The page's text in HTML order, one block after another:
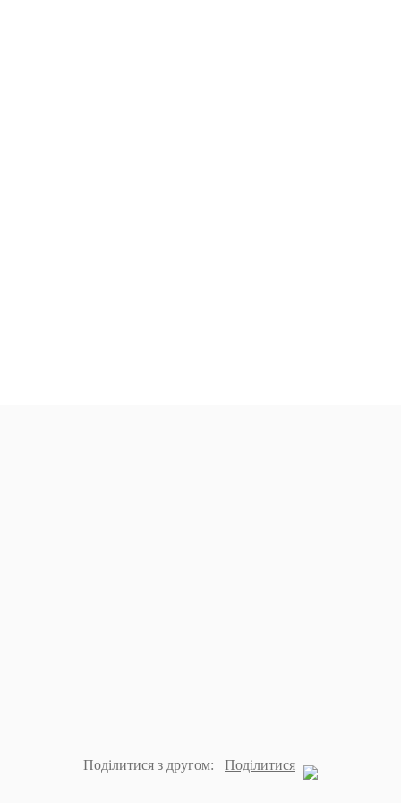
Поділитися з другом: Поділитися